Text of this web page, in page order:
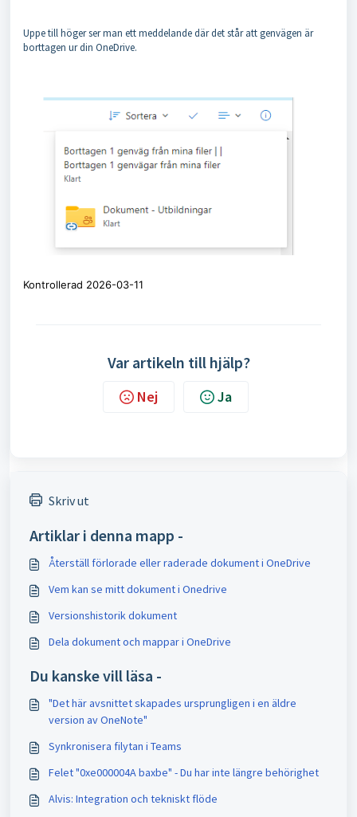
Uppe till höger ser man ett meddelande där det står att genvägen är
borttagen ur din OneDrive.
Kontrollerad 2026-03-11
Var artikeln till hjälp?
Nej Ja
Skriv ut
Artiklar i denna mapp -
Återställ förlorade eller raderade dokument i OneDrive
Vem kan se mitt dokument i Onedrive
Versionshistorik dokument
Dela dokument och mappar i OneDrive
Du kanske vill läsa -
"Det här avsnittet skapades ursprungligen i en äldre
version av OneNote"
Synkronisera filytan i Teams
Felet "0xe000004A baxbe" - Du har inte längre behörighet
Alvis: Integration och tekniskt flöde